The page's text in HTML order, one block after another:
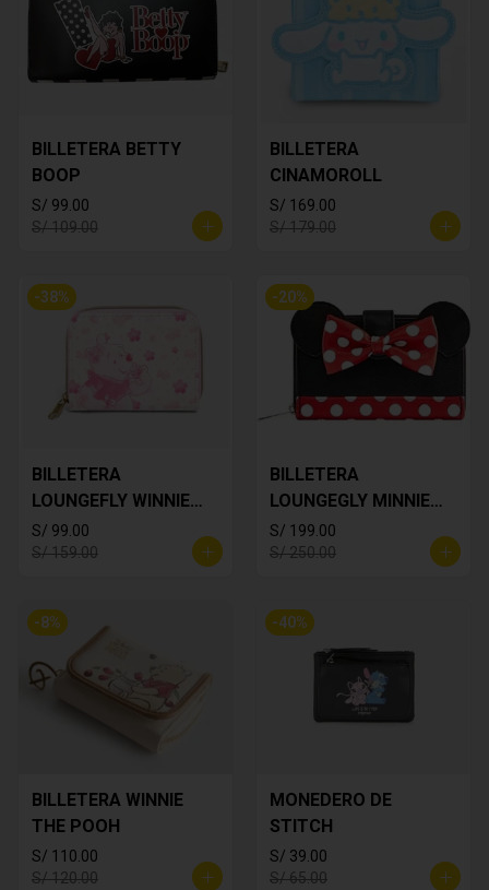
BILLETERA BETTY
BOOP
S/ 99.00
S/ 109.00
BILLETERA
CINAMOROLL
S/ 169.00
S/ 179.00
-38%
BILLETERA
LOUNGEFLY WINNIE
THE POOH
S/ 99.00
S/ 159.00
-20%
BILLETERA
LOUNGEGLY MINNIE
MOUSE
S/ 199.00
S/ 250.00
-8%
BILLETERA WINNIE
THE POOH
S/ 110.00
S/ 120.00
-40%
MONEDERO DE
STITCH
S/ 39.00
S/ 65.00